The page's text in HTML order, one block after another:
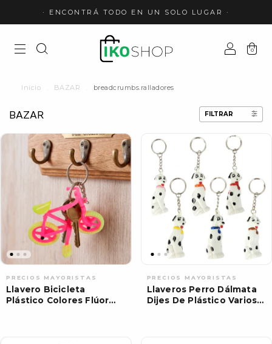
· ENCONTRÁ TODO EN UN SOLO LUGAR ·
0
Inicio BAZAR breadcrumbs.ralladores
BAZAR FILTRAR
Llavero Bicicleta
Plástico Colores Flúor
Llaveros Perro Dálmata
Dijes De Plástico Varios